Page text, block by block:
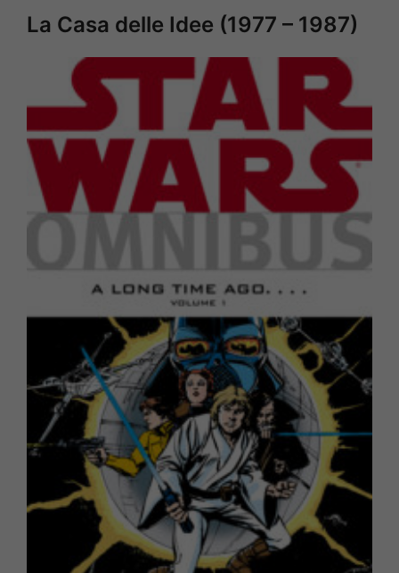
La Casa delle Idee (1977 – 1987)